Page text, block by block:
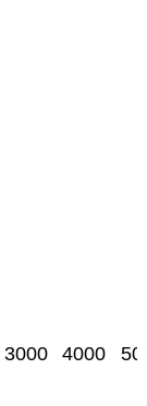
3000 4000